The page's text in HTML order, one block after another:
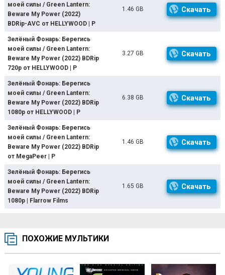
моей силы / Green Lantern:
Beware My Power (2022)
BDRip-AVC от HELLYWOOD | P
1.46 GB Скачать
Зелёный Фонарь: Берегись
моей силы / Green Lantern:
Beware My Power (2022) BDRip
720p от HELLYWOOD | P
3.27 GB Скачать
Зелёный Фонарь: Берегись
моей силы / Green Lantern:
Beware My Power (2022) BDRip
1080p от HELLYWOOD | P
6.38 GB Скачать
Зелёный Фонарь: Берегись
моей силы / Green Lantern:
Beware My Power (2022) BDRip
от MegaPeer | P
1.46 GB Скачать
Зелёный Фонарь: Берегись
моей силы / Green Lantern:
Beware My Power (2022) BDRip
1080p | Flarrow Films
1.65 GB Скачать
ПОХОЖИЕ МУЛЬТИКИ